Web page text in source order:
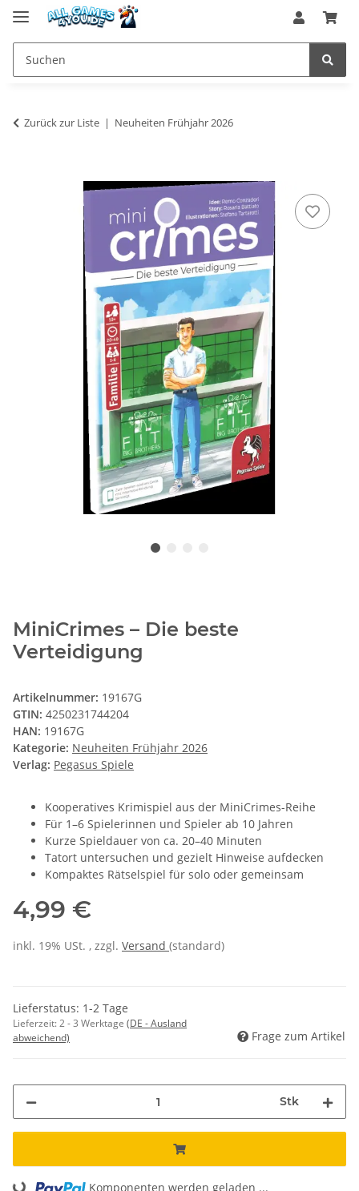
Zurück zur Liste Neuheiten Frühjahr 2026
MiniCrimes – Die beste
Verteidigung
Artikelnummer: 19167G
GTIN: 4250231744204
HAN: 19167G
Kategorie: Neuheiten Frühjahr 2026
Verlag: Pegasus Spiele
Kooperatives Krimispiel aus der MiniCrimes-Reihe
Für 1–6 Spielerinnen und Spieler ab 10 Jahren
Kurze Spieldauer von ca. 20–40 Minuten
Tatort untersuchen und gezielt Hinweise aufdecken
Kompaktes Rätselspiel für solo oder gemeinsam
4,99 €
inkl. 19% USt. , zzgl. Versand (standard)
Lieferstatus: 1-2 Tage
Lieferzeit:2 - 3 Werktage (DE - Ausland
abweichend)
Frage zum Artikel
Stk
Komponenten werden geladen ...